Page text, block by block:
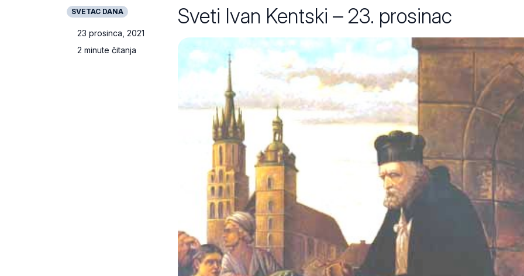
SVETAC DANA
23 prosinca, 2021
2 minute čitanja
Sveti Ivan Kentski – 23. prosinac